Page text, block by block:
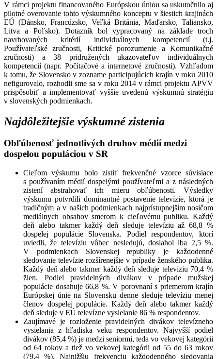
V rámci projektu financovaného Európskou úniou sa uskutočnilo aj
pilotné overovanie tohto výskumného konceptu v šiestich krajinách
EÚ (Dánsko, Francúzsko, Veľká Británia, Maďarsko, Taliansko,
Litva a Poľsko). Dotazník bol vypracovaný na základe troch
navrhovaných kritérií individuálnych kompetencií (t.j.
Používateľské zručnosti, Kritické porozumenie a Komunikačné
zručnosti) a 38 pridružených ukazovateľov individuálnych
kompetencií (napr. Počítačové a internetové zručnosti). Vzhľadom
k tomu, že Slovensko v zozname participujúcich krajín v roku 2010
nefigurovalo, rozhodli sme sa v roku 2014 v rámci projektu APVV
prispôsobiť a implementovať vyššie uvedenú výskumnú stratégiu
v slovenských podmienkach.
Najdôležitejšie výskumné zistenia
Obľúbenosť jednotlivých druhov médií medzi
dospelou populáciou v SR
Cieľom výskumu bolo zistiť frekvenčné vzorce súvisiace
s používaním médií dospelými používateľmi a z následných
zistení abstrahovať ich mieru obľúbenosti. Výsledky
výskumu potvrdili dominantné postavenie televízie, ktorá je
tradičným a v našich podmienkach najprístupnejším nosičom
mediálnych obsahov smerom k cieľovému publiku. Každý
deň alebo takmer každý deň sleduje televíziu až 68,8 %
dospelej populácie Slovenska. Podiel respondentov, ktorí
uviedli, že televíziu vôbec nesledujú, dosiahol iba 2,5 %.
V podmienkach Slovenskej republiky je každodenné
sledovanie televízie rozšírenejšie v prípade ženského publika.
Každý deň alebo takmer každý deň sleduje televíziu 70,4 %
žien. Podiel pravidelných divákov v prípade mužskej
populácie dosahuje 66,8 %. V porovnaní s priemerom krajín
Európskej únie na Slovensku denne sleduje televíziu menej
členov dospelej populácie. Každý deň alebo takmer každý
deň sleduje v EÚ televízne vysielanie 86 % respondentov.
Zaujímavé je rozloženie pravidelných divákov televízneho
vysielania z hľadiska veku respondentov. Najvyšší podiel
divákov (85,4 %) je medzi seniormi, teda vo vekovej kategórii
od 64 rokov a tiež vo vekovej kategórii od 55 do 63 rokov
(79,4 %). Najnižšiu frekvenciu každodenného sledovania